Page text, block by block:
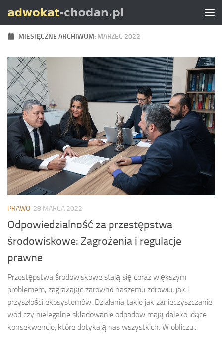
Skip to content
MIESIĘCZNE ARCHIWUM: MARZEC 2022
PRAWO 28 MARCA 2022
Odpowiedzialność za przestępstwa
środowiskowe: Zagrożenia i regulacje
prawne
Przestępstwa środowiskowe stają się coraz większym
problemem, zagrażając zarówno naszemu zdrowiu, jak i
przyszłości ekosystemów. Działania takie jak zanieczyszczanie
wód czy nielegalne składowanie odpadów mają daleko idące
konsekwencje, które dotykają nas wszystkich. W obliczu...